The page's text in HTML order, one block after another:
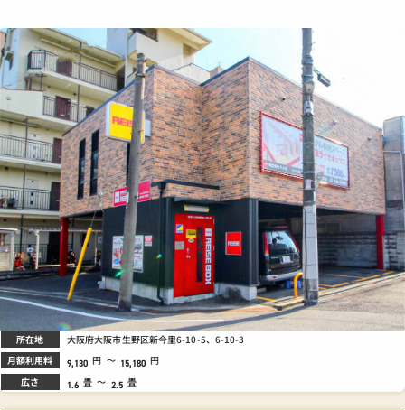
所在地 大阪府大阪市生野区新今里6-10-5、6-10-3
月額利用料 9,130 円 ～ 15,180 円
広さ 1.6 畳 ～ 2.5 畳